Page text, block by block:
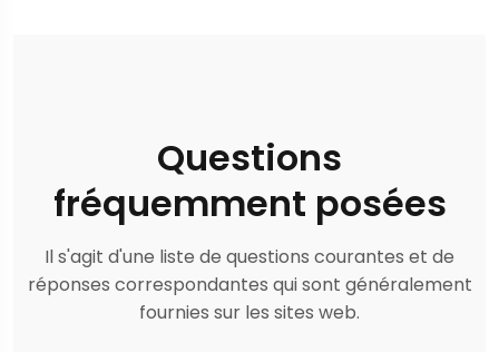
Questions
fréquemment posées
Il s'agit d'une liste de questions courantes et de
réponses correspondantes qui sont généralement
fournies sur les sites web.